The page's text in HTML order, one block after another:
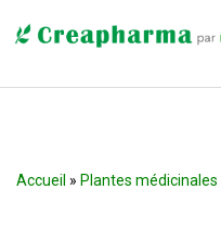
Accueil » Plantes médicinales